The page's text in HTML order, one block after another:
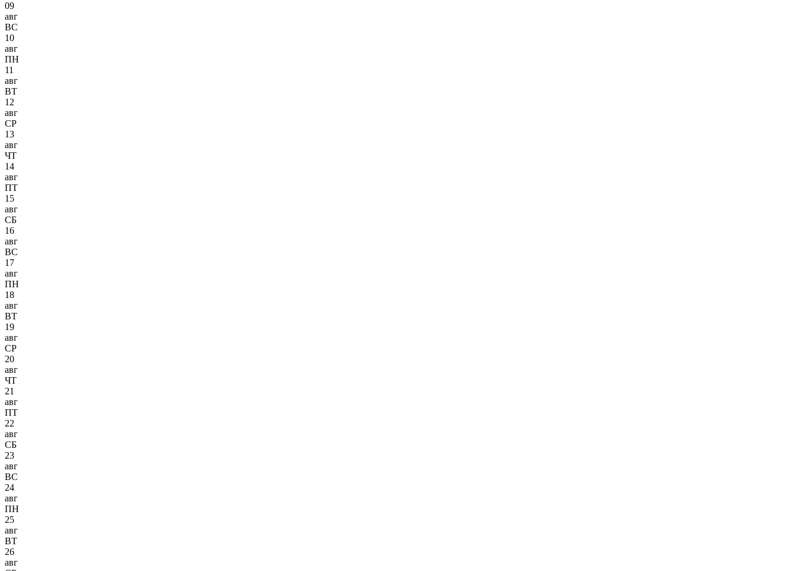
09
авг
ВС
10
авг
ПН
11
авг
ВТ
12
авг
СР
13
авг
ЧТ
14
авг
ПТ
15
авг
СБ
16
авг
ВС
17
авг
ПН
18
авг
ВТ
19
авг
СР
20
авг
ЧТ
21
авг
ПТ
22
авг
СБ
23
авг
ВС
24
авг
ПН
25
авг
ВТ
26
авг